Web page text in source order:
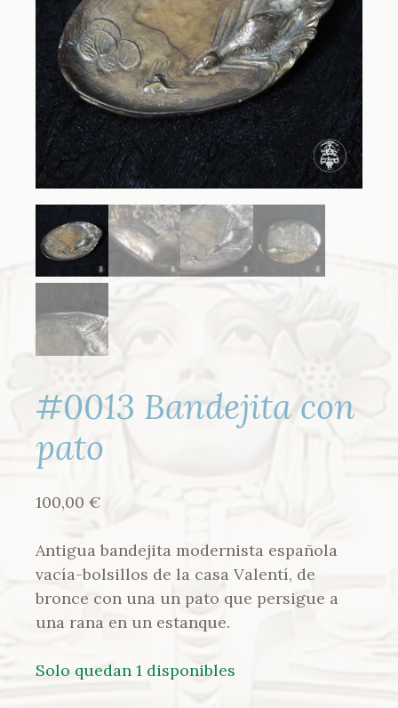
#0013 Bandejita con
pato
100,00 €
Antigua bandejita modernista española
vacía-bolsillos de la casa Valentí, de
bronce con una un pato que persigue a
una rana en un estanque.
Solo quedan 1 disponibles